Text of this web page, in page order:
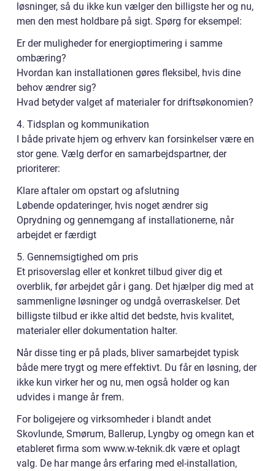
løsninger, så du ikke kun vælger den billigste her og nu,
men den mest holdbare på sigt. Spørg for eksempel:
Er der muligheder for energioptimering i samme
ombæring?
Hvordan kan installationen gøres fleksibel, hvis dine
behov ændrer sig?
Hvad betyder valget af materialer for driftsøkonomien?
4. Tidsplan og kommunikation
I både private hjem og erhverv kan forsinkelser være en
stor gene. Vælg derfor en samarbejdspartner, der
prioriterer:
Klare aftaler om opstart og afslutning
Løbende opdateringer, hvis noget ændrer sig
Oprydning og gennemgang af installationerne, når
arbejdet er færdigt
5. Gennemsigtighed om pris
Et prisoverslag eller et konkret tilbud giver dig et
overblik, før arbejdet går i gang. Det hjælper dig med at
sammenligne løsninger og undgå overraskelser. Det
billigste tilbud er ikke altid det bedste, hvis kvalitet,
materialer eller dokumentation halter.
Når disse ting er på plads, bliver samarbejdet typisk
både mere trygt og mere effektivt. Du får en løsning, der
ikke kun virker her og nu, men også holder og kan
udvides i mange år frem.
For boligejere og virksomheder i blandt andet
Skovlunde, Smørum, Ballerup, Lyngby og omegn kan et
etableret firma som www.w-teknik.dk være et oplagt
valg. De har mange års erfaring med el-installation,